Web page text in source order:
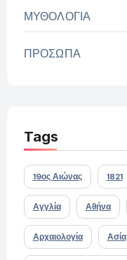
ΜΥΘΟΛΟΓΙΑ
ΠΡΟΣΩΠΑ
Tags
19ος Αιώνας 1821
Αγγλία Αθήνα
Αρχαιολογία Ασία